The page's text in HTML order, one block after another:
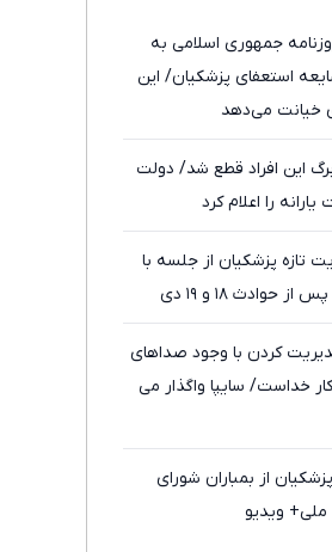
جمهوری اسلامی به
استعفای پزشکیان/ این
خیانت می‌دهد
این افراد قطع شد/ دولت
را اعلام کرد
تازه پزشکیان از جلسه با
حوادث ۱۸ و ۱۹ دی
کردن با وجود صداهای
کار خداست/ سایپا واگذار می
از بمباران شورای
ملی+ ویدیو